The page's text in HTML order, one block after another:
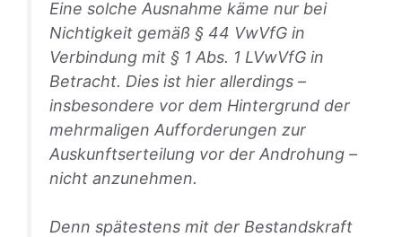
Eine solche Ausnahme käme nur bei
Nichtigkeit gemäß § 44 VwVfG in
Verbindung mit § 1 Abs. 1 LVwVfG in
Betracht. Dies ist hier allerdings –
insbesondere vor dem Hintergrund der
mehrmaligen Aufforderungen zur
Auskunftserteilung vor der Androhung –
nicht anzunehmen.
Denn spätestens mit der Bestandskraft